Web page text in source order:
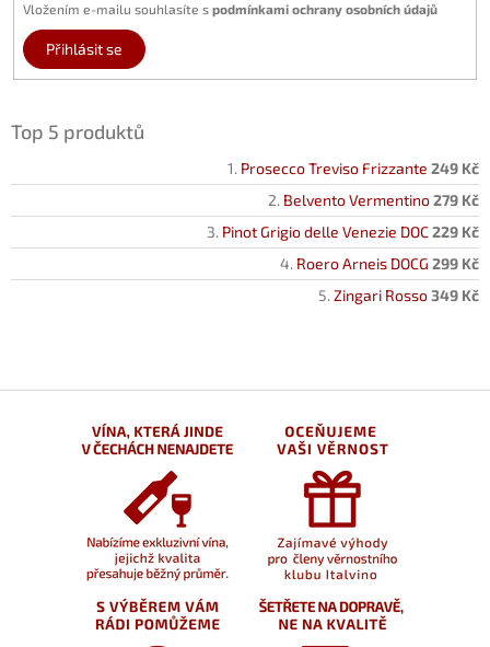
Vložením e-mailu souhlasíte s podmínkami ochrany osobních údajů
Přihlásit se
Top 5 produktů
Prosecco Treviso Frizzante 249 Kč
Belvento Vermentino279 Kč
Pinot Grigio delle Venezie DOC229 Kč
Roero Arneis DOCG 299 Kč
Zingari Rosso349 Kč